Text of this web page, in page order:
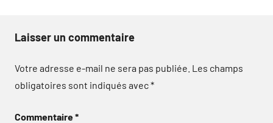
Laisser un commentaire
Votre adresse e-mail ne sera pas publiée. Les champs
obligatoires sont indiqués avec*
Commentaire*